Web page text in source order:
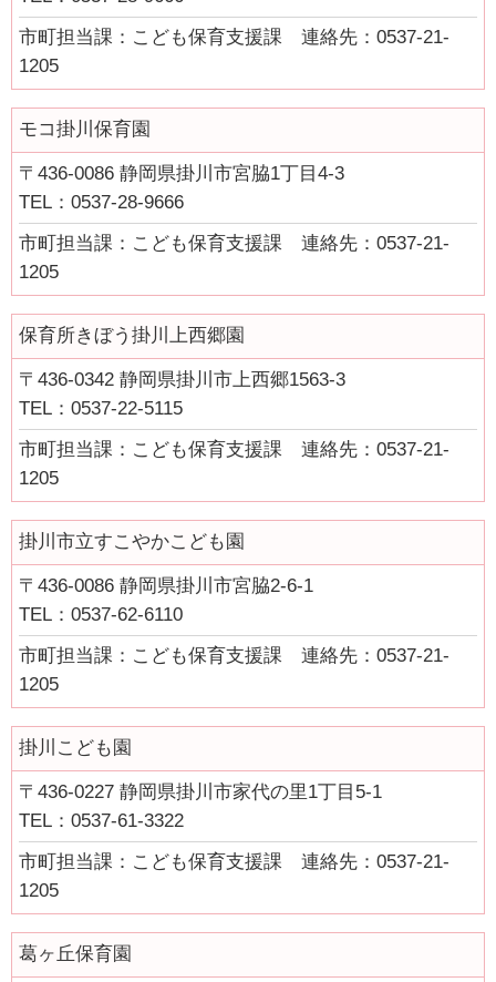
市町担当課：こども保育支援課 連絡先：0537-21-
1205
モコ掛川保育園
〒436-0086 静岡県掛川市宮脇1丁目4-3
TEL：0537-28-9666
市町担当課：こども保育支援課 連絡先：0537-21-
1205
保育所きぼう掛川上西郷園
〒436-0342 静岡県掛川市上西郷1563-3
TEL：0537-22-5115
市町担当課：こども保育支援課 連絡先：0537-21-
1205
掛川市立すこやかこども園
〒436-0086 静岡県掛川市宮脇2-6-1
TEL：0537-62-6110
市町担当課：こども保育支援課 連絡先：0537-21-
1205
掛川こども園
〒436-0227 静岡県掛川市家代の里1丁目5-1
TEL：0537-61-3322
市町担当課：こども保育支援課 連絡先：0537-21-
1205
葛ヶ丘保育園